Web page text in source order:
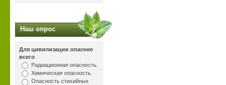
Наш опрос
Для цивилизации опаснее
всего
Радиационная опасность.
Химическая опасность.
Опасность стихийных